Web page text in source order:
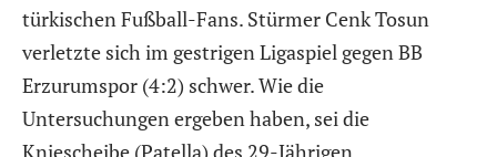
türkischen Fußball-Fans. Stürmer Cenk Tosun
verletzte sich im gestrigen Ligaspiel gegen BB
Erzurumspor (4:2) schwer. Wie die
Untersuchungen ergeben haben, sei die
Kniescheibe (Patella) des 29-Jährigen